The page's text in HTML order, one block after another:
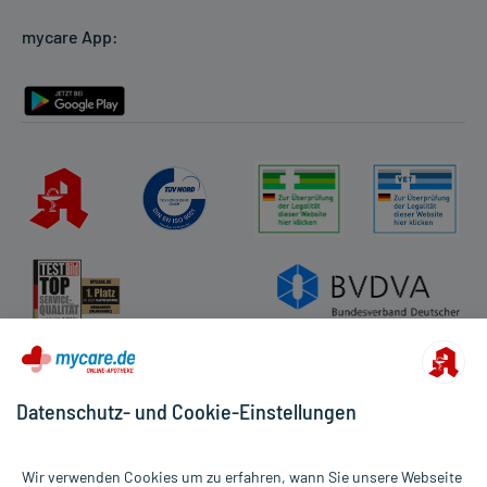
Rückgabe/Widerruf
mycare App:
Datenschutz- und Cookie-Einstellungen
Wir verwenden Cookies um zu erfahren, wann Sie unsere Webseite